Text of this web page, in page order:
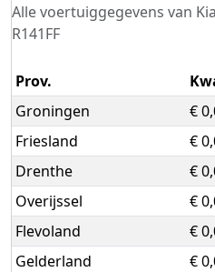
Alle voertuiggegevens van
R141FF
Prov.
Groningen
€
Friesland
€
Drenthe
€
Overijssel
€
Flevoland
€
Gelderland
€